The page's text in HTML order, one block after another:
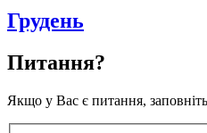
Грудень
Питання?
Якщо у Вас є питання,